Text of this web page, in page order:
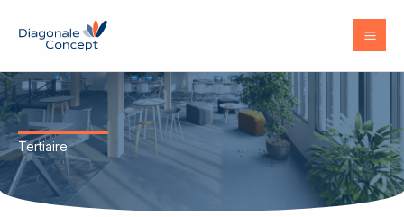
contenu
Tertiaire